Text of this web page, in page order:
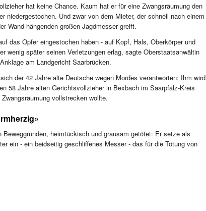
hat keine Chance. Kaum hat er für eine Zwangsräumung den
niedergestochen. Und zwar von dem Mieter, der schnell nach einem
Wand hängenden großen Jagdmesser greift.
das Opfer eingestochen haben - auf Kopf, Hals, Oberkörper und
wenig später seinen Verletzungen erlag, sagte Oberstaatsanwältin
am Landgericht Saarbrücken.
der 42 Jahre alte Deutsche wegen Mordes verantworten: Ihm wird
58 Jahre alten Gerichtsvollzieher in Bexbach im Saarpfalz-Kreis
vollstrecken wollte.
Beweggründen, heimtückisch und grausam getötet: Er setze als
ein - ein beidseitig geschliffenes Messer - das für die Tötung von